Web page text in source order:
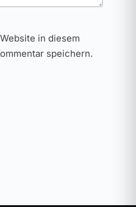
in diesem
speichern.